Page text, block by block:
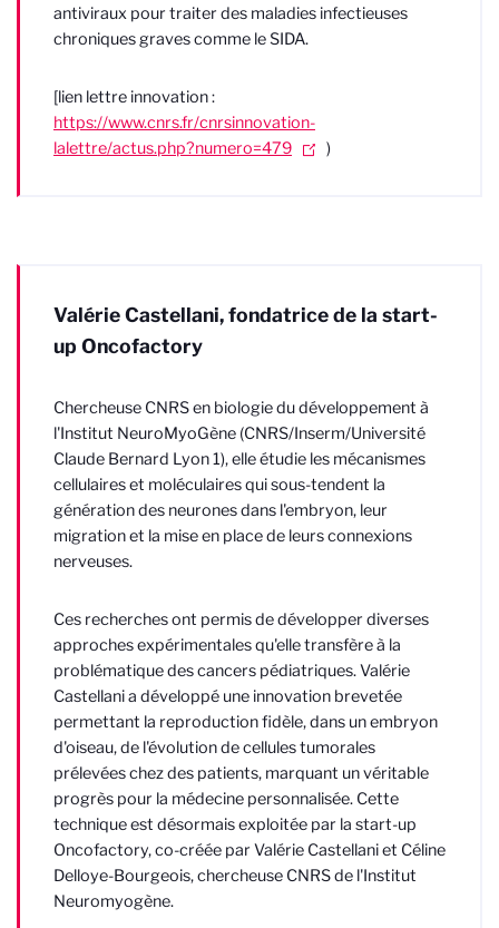
antiviraux pour traiter des maladies infectieuses
chroniques graves comme le SIDA.
[lien lettre innovation :
https://www.cnrs.fr/cnrsinnovation-
lalettre/actus.php?numero=479
)
Valérie Castellani, fondatrice de la start-
up Oncofactory
Chercheuse CNRS en biologie du développement à
l'Institut NeuroMyoGène (CNRS/Inserm/Université
Claude Bernard Lyon 1), elle étudie les mécanismes
cellulaires et moléculaires qui sous-tendent la
génération des neurones dans l'embryon, leur
migration et la mise en place de leurs connexions
nerveuses.
Ces recherches ont permis de développer diverses
approches expérimentales qu'elle transfère à la
problématique des cancers pédiatriques. Valérie
Castellani a développé une innovation brevetée
permettant la reproduction fidèle, dans un embryon
d'oiseau, de l'évolution de cellules tumorales
prélevées chez des patients, marquant un véritable
progrès pour la médecine personnalisée. Cette
technique est désormais exploitée par la start-up
Oncofactory, co-créée par Valérie Castellani et Céline
Delloye-Bourgeois, chercheuse CNRS de l'Institut
Neuromyogène.